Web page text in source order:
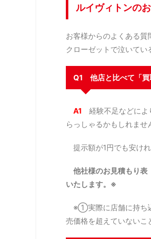
ルイヴィトンの
お客様からのよくある質
クローゼットで泣いてい
Q1 他店と比べて「買
A1 経験不足などに
らっしゃるかもしれませ
提示額が1円でも安けれ
他社様のお見積もり表
いたします。※
※①実際に店舗に持ち
売価格を超えていない